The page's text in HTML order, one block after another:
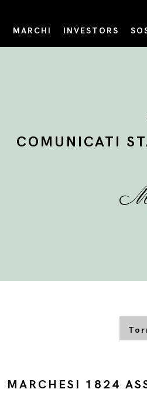
MARCHI INVESTORS
COMUNICATI
MARCHESI 1824